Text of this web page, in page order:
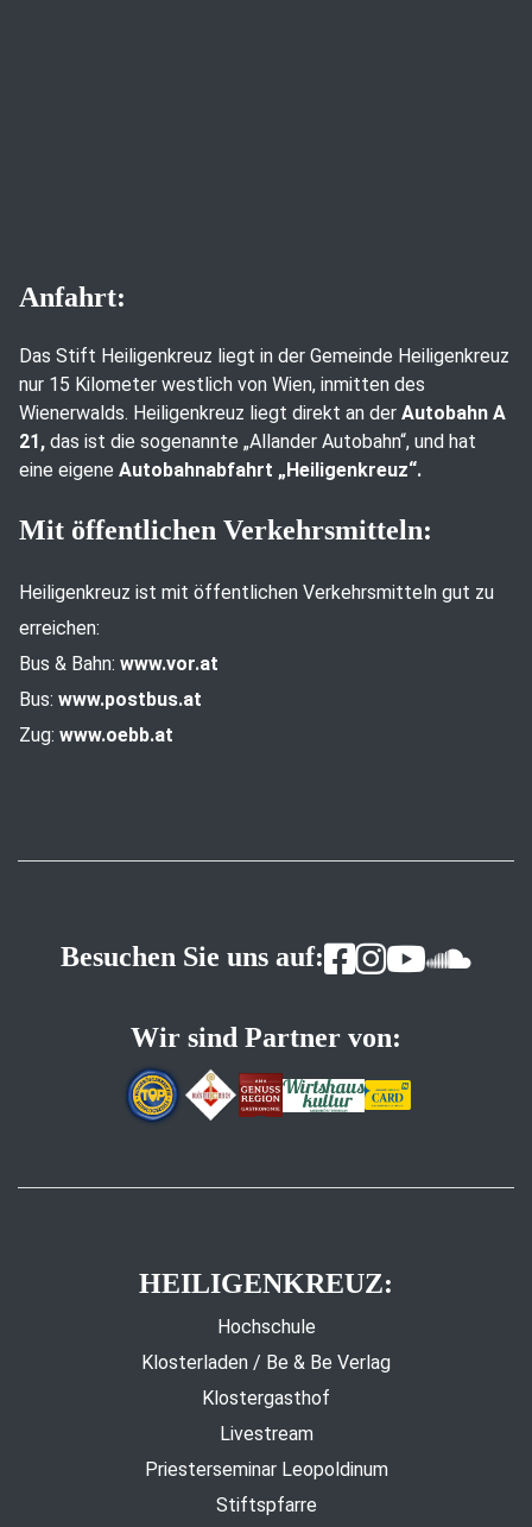
Anfahrt:
Das Stift Heiligenkreuz liegt in der Gemeinde Heiligenkreuz
nur 15 Kilometer westlich von Wien, inmitten des
Wienerwalds. Heiligenkreuz liegt direkt an der Autobahn A
21, das ist die sogenannte „Allander Autobahn“, und hat
eine eigene Autobahnabfahrt „Heiligenkreuz“.
Mit öffentlichen Verkehrsmitteln:
Heiligenkreuz ist mit öffentlichen Verkehrsmitteln gut zu
erreichen:
Bus & Bahn: www.vor.at
Bus: www.postbus.at
Zug: www.oebb.at
Besuchen Sie uns auf:
Wir sind Partner von:
HEILIGENKREUZ:
Hochschule
Klosterladen / Be & Be Verlag
Klostergasthof
Livestream
Priesterseminar Leopoldinum
Stiftspfarre